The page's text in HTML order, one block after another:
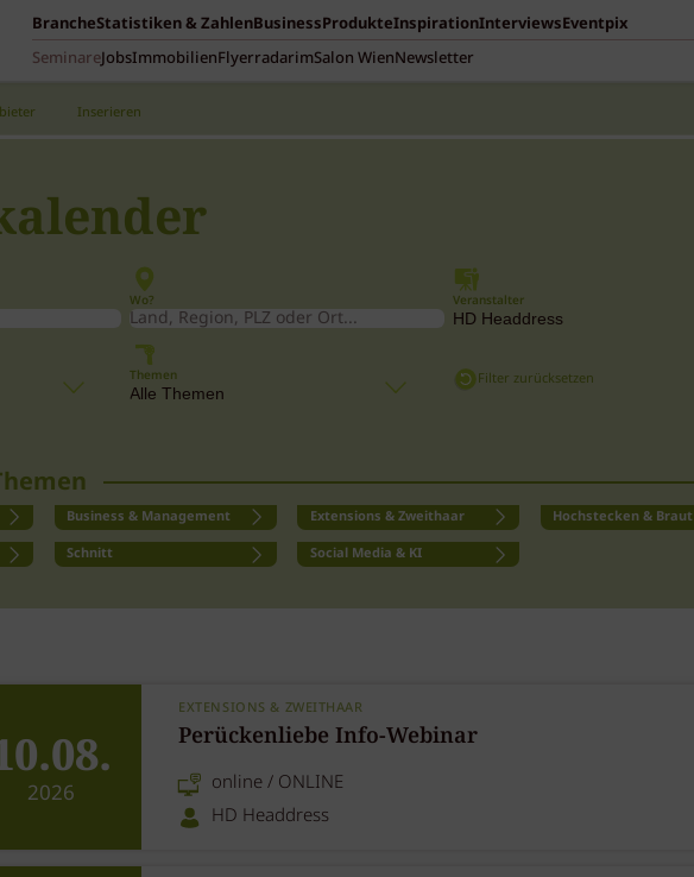
BrancheStatistiken & ZahlenBusinessProdukteInspirationInterviewsEventpix
SeminareJobsImmobilienFlyerradarimSalon WienNewsletter
Inserieren
Wo? Veranstalter
Themen Filter zurücksetzen
Business & Management Extensions & Zweithaar
Hochstecken & Braut
Schnitt Social Media & KI
2026
EXTENSIONS & ZWEITHAAR
Perückenliebe Info-Webinar
online / ONLINE
HD Headdress